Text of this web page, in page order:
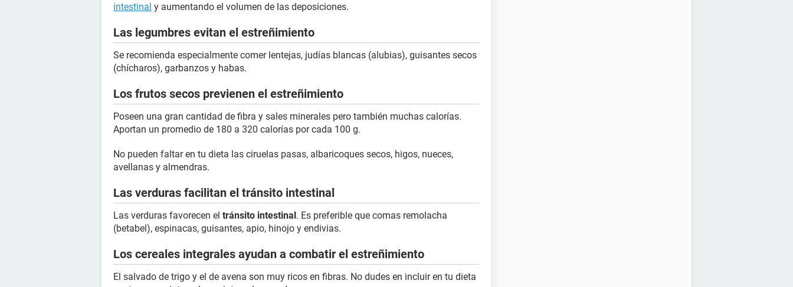
intestinal y aumentando el volumen de las deposiciones.
Las legumbres evitan el estreñimiento
Se recomienda especialmente comer lentejas, judías blancas (alubias), guisantes secos
(chícharos), garbanzos y habas.
Los frutos secos previenen el estreñimiento
Poseen una gran cantidad de fibra y sales minerales pero también muchas calorías.
Aportan un promedio de 180 a 320 calorías por cada 100 g.
No pueden faltar en tu dieta las ciruelas pasas, albaricoques secos, higos, nueces,
avellanas y almendras.
Las verduras facilitan el tránsito intestinal
Las verduras favorecen el tránsito intestinal. Es preferible que comas remolacha
(betabel), espinacas, guisantes, apio, hinojo y endivias.
Los cereales integrales ayudan a combatir el estreñimiento
El salvado de trigo y el de avena son muy ricos en fibras. No dudes en incluir en tu dieta